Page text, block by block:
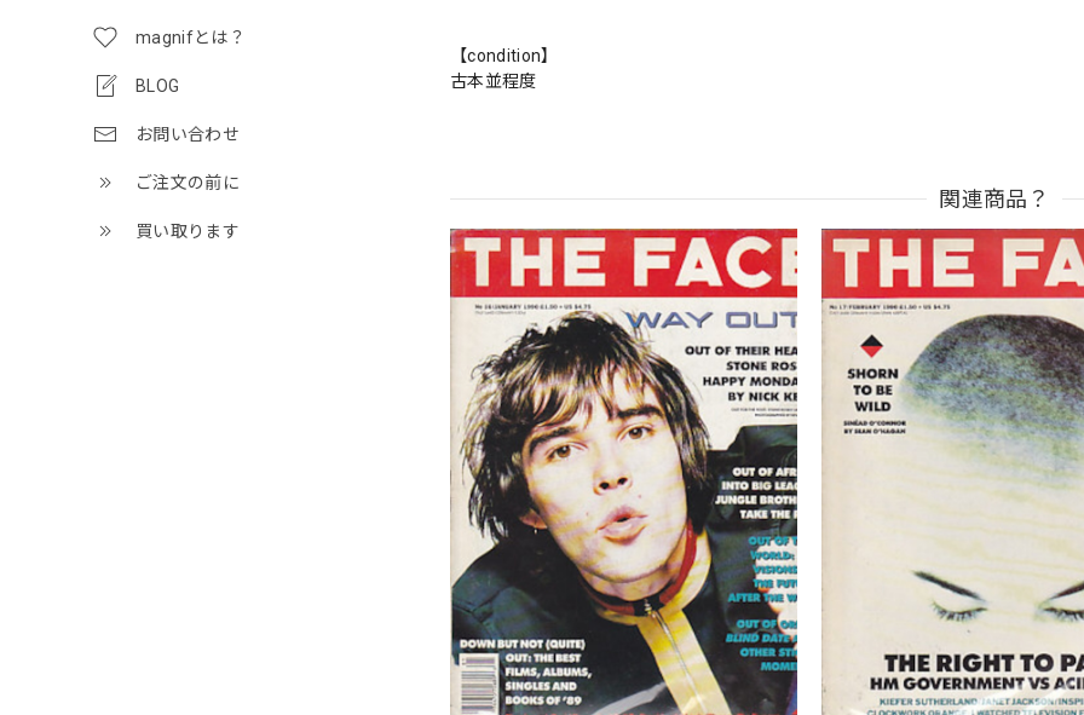
magnifとは？
BLOG
お問い合わせ
ご注文の前に
買い取ります
【condition】
古本並程度
関連商品？